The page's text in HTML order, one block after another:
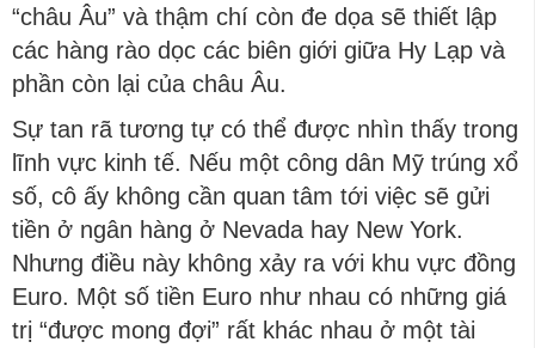
“châu Âu” và thậm chí còn đe dọa sẽ thiết lập
các hàng rào dọc các biên giới giữa Hy Lạp và
phần còn lại của châu Âu.
Sự tan rã tương tự có thể được nhìn thấy trong
lĩnh vực kinh tế. Nếu một công dân Mỹ trúng xổ
số, cô ấy không cần quan tâm tới việc sẽ gửi
tiền ở ngân hàng ở Nevada hay New York.
Nhưng điều này không xảy ra với khu vực đồng
Euro. Một số tiền Euro như nhau có những giá
trị “được mong đợi” rất khác nhau ở một tài